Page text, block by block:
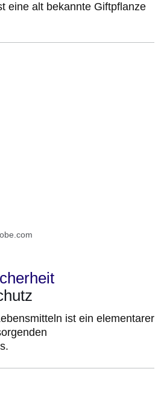
eine alt bekannte Giftpflanze
ist ein elementarer